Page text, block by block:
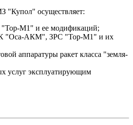
"Купол" осуществляет:
"Тор-М1" и ее модификаций;
"Оса-АКМ", ЗРС "Тор-М1" и их
аппаратуры ракет класса "земля-
услуг эксплуатирующим